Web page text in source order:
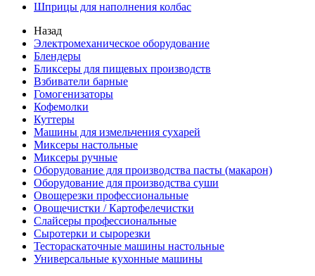
Шприцы для наполнения колбас
Назад
Электромеханическое оборудование
Блендеры
Бликсеры для пищевых производств
Взбиватели барные
Гомогенизаторы
Кофемолки
Куттеры
Машины для измельчения сухарей
Миксеры настольные
Миксеры ручные
Оборудование для производства пасты (макарон)
Оборудование для производства суши
Овощерезки профессиональные
Овощечистки / Картофелечистки
Слайсеры профессиональные
Сыротерки и сырорезки
Тестораскаточные машины настольные
Универсальные кухонные машины